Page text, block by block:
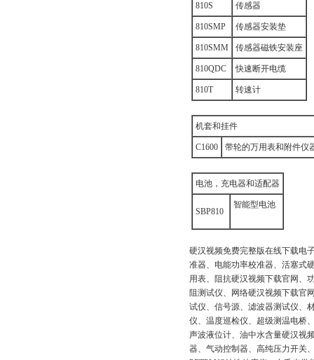
810S 传感器
810SMP 传感器安装垫
810SMM 传感器磁铁安装座
810QDC 快速断开电缆
810T 转速计
机套和挂件
C1600 带轮的万用表和附件仪
电池，充电器和适配器
SBP810
智能型电池
硬汉视频免费完整版在线下载电子主
准器、电能功率校准器、活塞式
用表、阻抗硬汉视频下载官网、
阻测试仪、网络硬汉视频下载官网
试仪、信号源、滤波器测试仪、
仪、温度巡检仪、超级测温电桥
声波液位计、油中水含量硬汉视频
器、气动控制器、高纯压力开关